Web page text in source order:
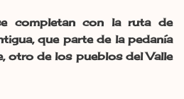
completan con la ruta de
que parte de la pedanía
otro de los pueblos del Valle